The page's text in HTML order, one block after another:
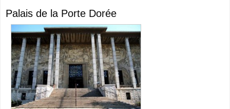
Palais de la Porte Dorée